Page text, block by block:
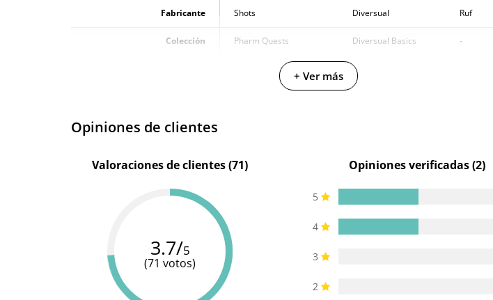
Fabricante Shots Diversual Ruf
Colección Pharm Quests Diversual Basics -
30 ml
+ Ver más
Opiniones de clientes
Valoraciones de clientes (71)
3.7/5
(71 votos)
Opiniones verificadas (2)
5
4
3
2